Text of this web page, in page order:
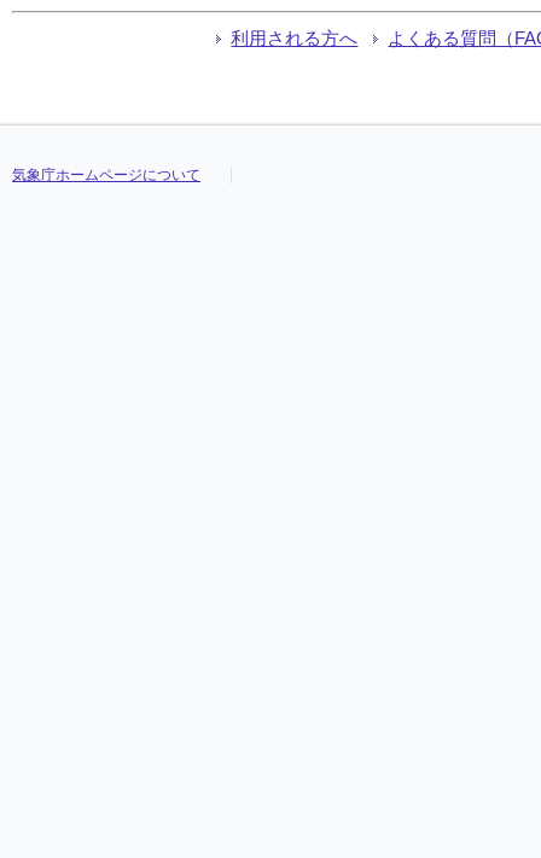
利用される方へ よくある質問（
気象庁ホームページについて